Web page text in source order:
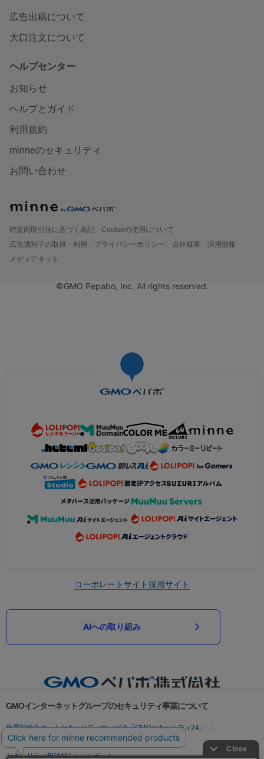
広告出稿について
大口注文について
ヘルプセンター
お知らせ
ヘルプとガイド
利用規約
minneのセキュリティ
お問い合わせ
特定商取引法に基づく表記
Cookieの使用について
広告識別子の取得・利用
プライバシーポリシー 会社概要
採用情報
メディアキット
©GMO Pepabo, Inc. All rights reserved.
コーポレートサイト採用サイト
AIへの取り組み
GMOインターネットグループのセキュリティ事業について
世界初総合ネットセキュリティサービス「GMOセキュリティ24」
パスワード漏洩診断
Webサイトリスク診断
セキュリティ相談AIチャットボット